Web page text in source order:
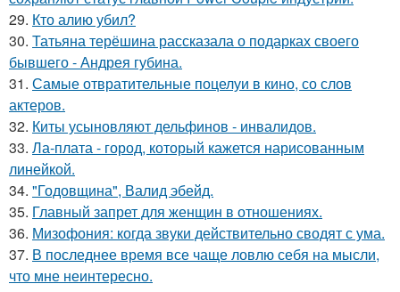
29. Кто алию убил?
30. Татьяна терёшина рассказала о подарках своего
бывшего - Андрея губина.
31. Самые отвратительные поцелуи в кино, со слов
актеров.
32. Киты усыновляют дельфинов - инвалидов.
33. Ла-плата - город, который кажется нарисованным
линейкой.
34. "Годовщина", Валид эбейд.
35. Главный запрет для женщин в отношениях.
36. Мизофония: когда звуки действительно сводят с ума.
37. В последнее время все чаще ловлю себя на мысли,
что мне неинтересно.